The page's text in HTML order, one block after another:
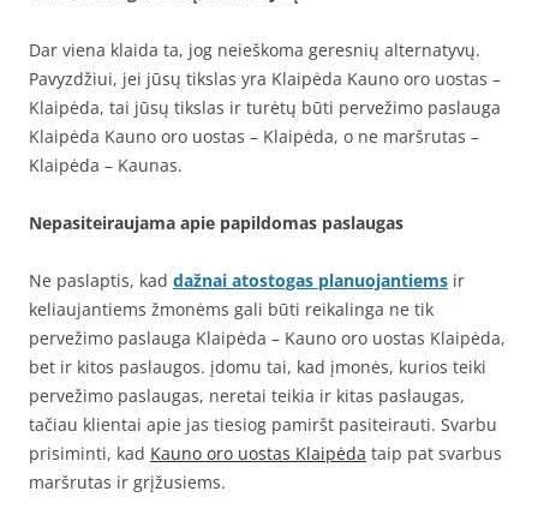
Dar viena klaida ta, jog neieškoma geresnių alternatyvų.
Pavyzdžiui, jei jūsų tikslas yra Klaipėda Kauno oro uostas –
Klaipėda, tai jūsų tikslas ir turėtų būti pervežimo paslauga
Klaipėda Kauno oro uostas – Klaipėda, o ne maršrutas –
Klaipėda – Kaunas.
Nepasiteiraujama apie papildomas paslaugas
Ne paslaptis, kad dažnai atostogas planuojantiems ir
keliaujantiems žmonėms gali būti reikalinga ne tik
pervežimo paslauga Klaipėda – Kauno oro uostas Klaipėda,
bet ir kitos paslaugos. įdomu tai, kad įmonės, kurios teiki
pervežimo paslaugas, neretai teikia ir kitas paslaugas,
tačiau klientai apie jas tiesiog pamiršt pasiteirauti. Svarbu
prisiminti, kad Kauno oro uostas Klaipėda taip pat svarbus
maršrutas ir grįžusiems.